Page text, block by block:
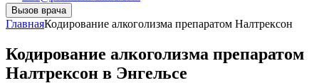
Вызов врача
ГлавнаяКодирование алкоголизма препаратом Налтрексон
Кодирование алкоголизма препаратом
Налтрексон в Энгельсе